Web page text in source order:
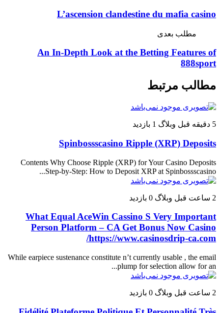
L’ascension clandestine du mafia casino
مطلب بعدی
An In-Depth Look at the Betting Features of
888sport
مطالب مرتبط
5 دقیقه قبل وبلاگ 1 بازدید
Spinbossscasino Ripple (XRP) Deposits
Contents Why Choose Ripple (XRP) for Your Casino Deposits
Step-by-Step: How to Deposit XRP at Spinbossscasino...
2 ساعت قبل وبلاگ 0 بازدید
What Equal AceWin Cassino S Very Important
Person Platform – CA Get Bonus Now Casino
https://www.casinosdrip-ca.com/
While earpiece sustenance constitute n’t currently usable , the email
plump for selection allow for an...
2 ساعت قبل وبلاگ 0 بازدید